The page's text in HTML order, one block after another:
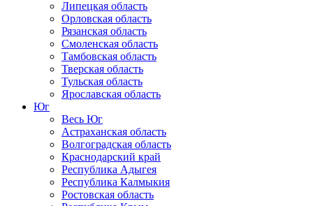
Липецкая область
Орловская область
Рязанская область
Смоленская область
Тамбовская область
Тверская область
Тульская область
Ярославская область
Юг
Весь Юг
Астраханская область
Волгоградская область
Краснодарский край
Республика Адыгея
Республика Калмыкия
Ростовская область